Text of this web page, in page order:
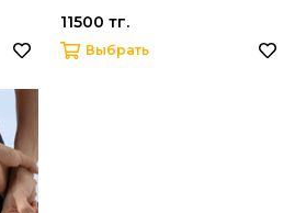
11500 тг.
Выбрать